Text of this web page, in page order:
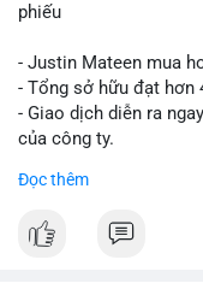
phiếu
- Justin Mateen mua
- Tổng sở hữu đạt hơn
- Giao dịch diễn ra
của công ty.
#abtc #cryptonews
$btc $eth
Đọc thêm